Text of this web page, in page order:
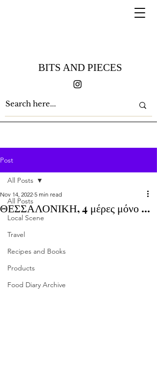
BITS AND PIECES
Post
All Posts
Local Scene
Travel
Recipes and Books
Products
Food Diary Archive
All Posts
ΘΕΣΣΑΛΟΝΙΚΗ, 4 μέρες μόνο ...
Nov 14, 2022 5 min read